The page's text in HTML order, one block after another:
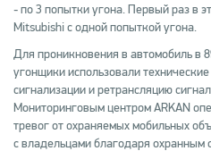
- по 3 попытки угона. Первый раз в
Mitsubishi с одной попыткой угона.
Для проникновения в автомобиль в
угонщики использовали
сигнализации и ретрансляцию
Мониторинговым центром ARKAN
тревог от охраняемых мобильных
с владельцами благодаря охранным